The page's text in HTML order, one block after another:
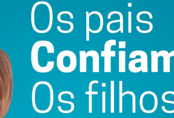
Imediato
regular a informação